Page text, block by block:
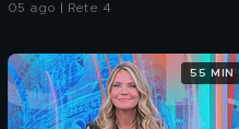
05 ago | Rete 4
55 MIN